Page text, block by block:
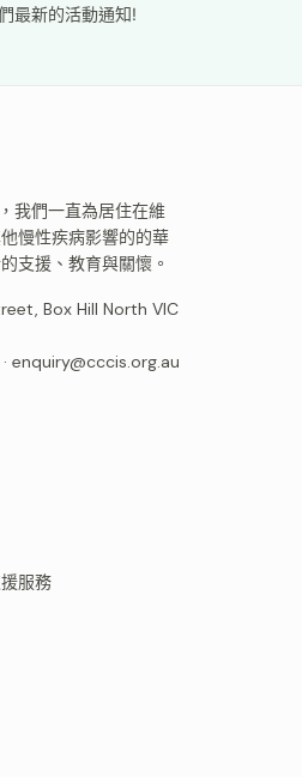
最新的活動通知!
我們一直為居住在維
慢性疾病影響的的華
支援、教育與關懷。
Box Hill North VIC
enquiry@cccis.org.au
服務